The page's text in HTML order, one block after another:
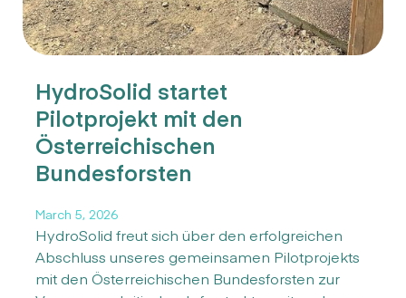
HydroSolid startet
Pilotprojekt mit den
Österreichischen
Bundesforsten
March 5, 2026
HydroSolid freut sich über den erfolgreichen
Abschluss unseres gemeinsamen Pilotprojekts
mit den Österreichischen Bundesforsten zur